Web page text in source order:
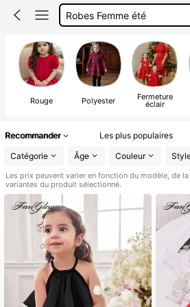
Short Femme été
Squishy
Rouge Polyester Fermeture
éclair
Recommander Les plus populaires
Catégorie
Âge Couleur
Les prix peuvent varier en fonction du modèle, de
variantes du produit sélectionné.